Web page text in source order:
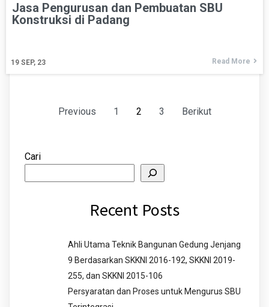
Jasa Pengurusan dan Pembuatan SBU
Konstruksi di Padang
19 SEP, 23 Read More
Previous 1 2 3 Berikut
Cari
Recent Posts
Ahli Utama Teknik Bangunan Gedung Jenjang
9 Berdasarkan SKKNI 2016-192, SKKNI 2019-
255, dan SKKNI 2015-106
Persyaratan dan Proses untuk Mengurus SBU